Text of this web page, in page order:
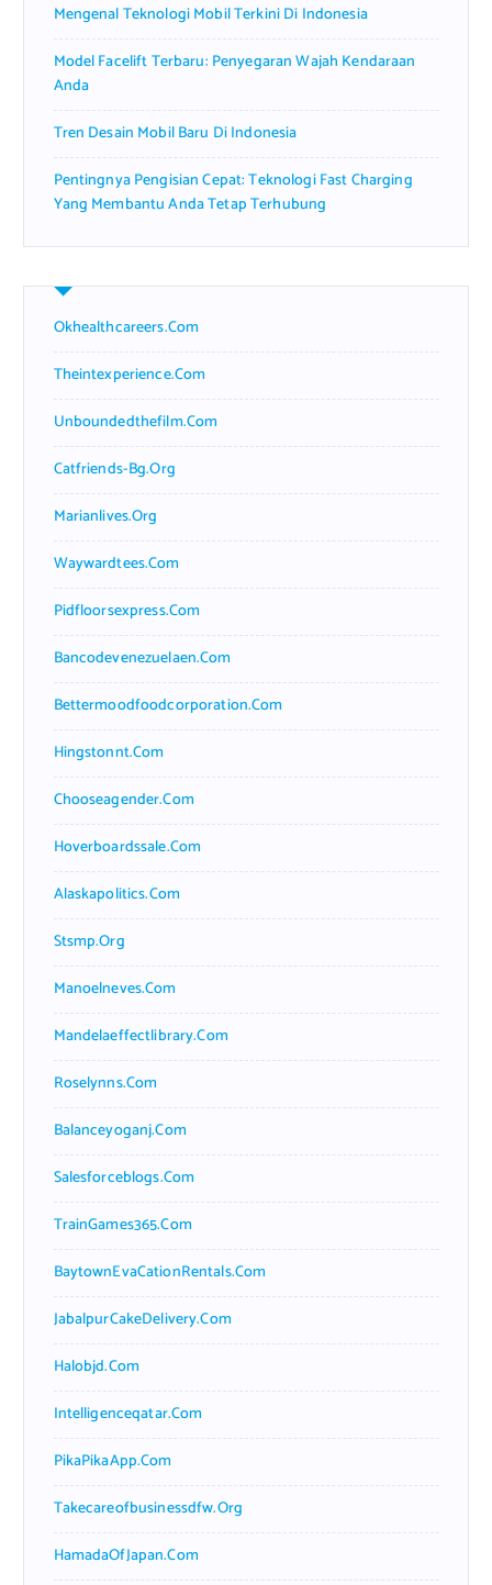
Mengenal Teknologi Mobil Terkini Di Indonesia
Model Facelift Terbaru: Penyegaran Wajah Kendaraan
Anda
Tren Desain Mobil Baru Di Indonesia
Pentingnya Pengisian Cepat: Teknologi Fast Charging
Yang Membantu Anda Tetap Terhubung
Okhealthcareers.com
Theintexperience.com
Unboundedthefilm.com
Catfriends-Bg.org
Marianlives.org
Waywardtees.com
Pidfloorsexpress.com
Bancodevenezuelaen.com
Bettermoodfoodcorporation.com
Hingstonnt.com
Chooseagender.com
Hoverboardssale.com
Alaskapolitics.com
Stsmp.org
Manoelneves.com
Mandelaeffectlibrary.com
Roselynns.com
Balanceyoganj.com
Salesforceblogs.com
TrainGames365.com
BaytownEvaCationRentals.com
JabalpurCakeDelivery.com
Halobjd.com
Intelligenceqatar.com
PikaPikaApp.com
Takecareofbusinessdfw.org
HamadaOfJapan.com